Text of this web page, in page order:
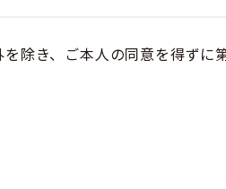
除き、ご本人の同意を得ずに